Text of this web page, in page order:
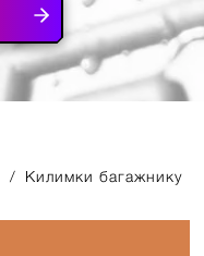
/ Килимки багажнику